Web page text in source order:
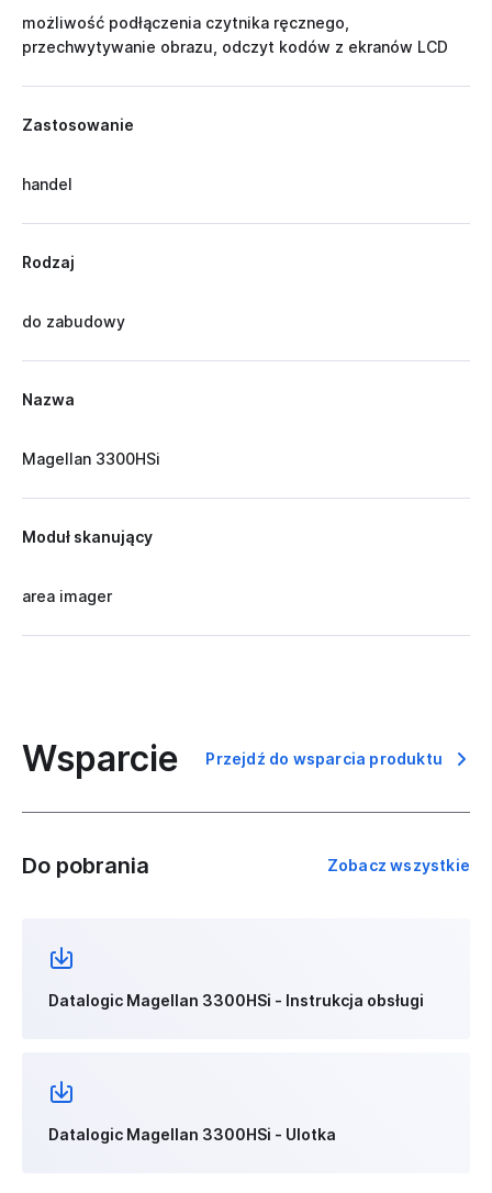
możliwość podłączenia czytnika ręcznego,
przechwytywanie obrazu, odczyt kodów z ekranów LCD
Zastosowanie
handel
Rodzaj
do zabudowy
Nazwa
Magellan 3300HSi
Moduł skanujący
area imager
Wsparcie Przejdź do wsparcia produktu
Do pobrania Zobacz wszystkie
Datalogic Magellan 3300HSi - Instrukcja obsługi
Datalogic Magellan 3300HSi - Ulotka